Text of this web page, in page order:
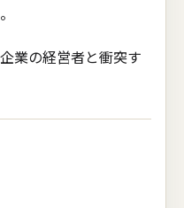
業の経営者と衝突す